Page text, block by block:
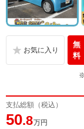
無
料
支払総額（税込）
50.8万円